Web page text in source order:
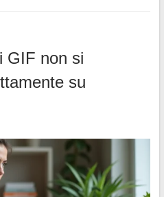
GIF non si
su